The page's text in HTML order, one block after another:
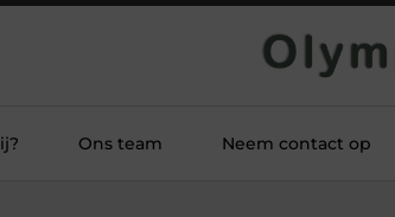
Ons team Neem contact op